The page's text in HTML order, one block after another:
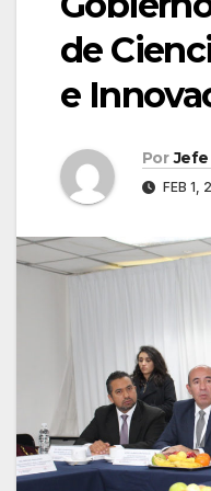
de
e
Por Jefe
FEB 1,